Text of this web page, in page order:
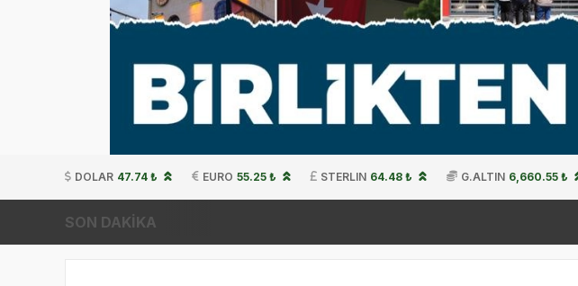
DOLAR 47.74 ₺ EURO 55.25 ₺ STERLIN 64.48 ₺ G.ALTIN 6,660.55 ₺
SON DAKİKA